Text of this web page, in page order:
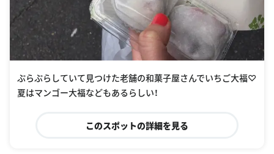
ぷらぷらしていて見つけた老舗の和菓子屋さんでいちご大福♡
夏はマンゴー大福などもあるらしい！
このスポットの詳細を見る